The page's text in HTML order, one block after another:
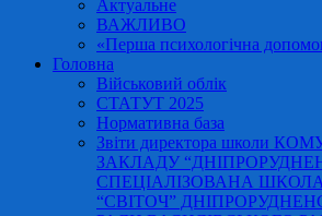
Актуальне
ВАЖЛИВО
«Перша психологічна
Головна
Військовий облік
СТАТУТ 2025
Нормативна база
Звіти директора школи
ЗАКЛАДУ
СПЕЦІАЛІЗОВАНА ШКОЛА
“СВІТОЧ”